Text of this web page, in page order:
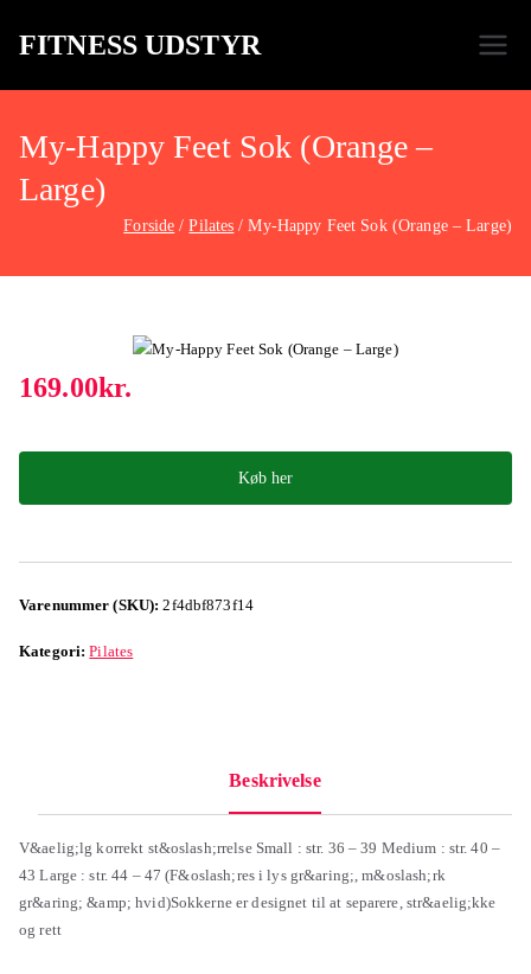
FITNESS UDSTYR
My-Happy Feet Sok (Orange –
Large)
Forside Pilates My-Happy Feet Sok (Orange – Large)
169.00kr.
Køb her
Varenummer (SKU):2f4dbf873f14
Kategori:Pilates
Beskrivelse
V&aelig;lg korrekt st&oslash;rrelse Small : str. 36 – 39 Medium : str. 40 –
43 Large : str. 44 – 47 (F&oslash;res i lys gr&aring;, m&oslash;rk
gr&aring; &amp; hvid)Sokkerne er designet til at separere, str&aelig;kke
og rett